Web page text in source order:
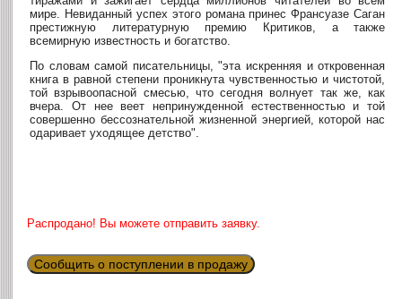
мире. Невиданный успех этого романа принес Франсуазе Саган
престижную литературную премию Критиков, а также
всемирную известность и богатство.
По словам самой писательницы, "эта искренняя и откровенная
книга в равной степени проникнута чувственностью и чистотой,
той взрывоопасной смесью, что сегодня волнует так же, как
вчера. От нее веет непринужденной естественностью и той
совершенно бессознательной жизненной энергией, которой нас
одаривает уходящее детство".
Распродано! Вы можете отправить заявку.
Сообщить о поступлении в продажу